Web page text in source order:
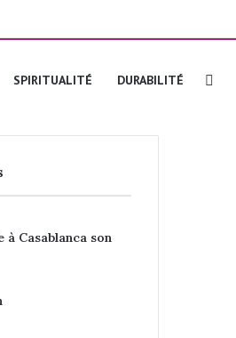
SPIRITUALITÉ DURABILITÉ
à Casablanca son